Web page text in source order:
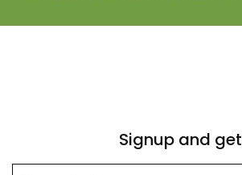
Signup and get